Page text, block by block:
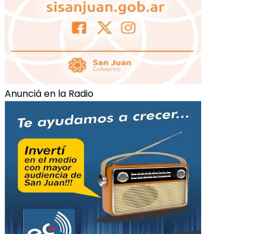
Anunciá en la Radio